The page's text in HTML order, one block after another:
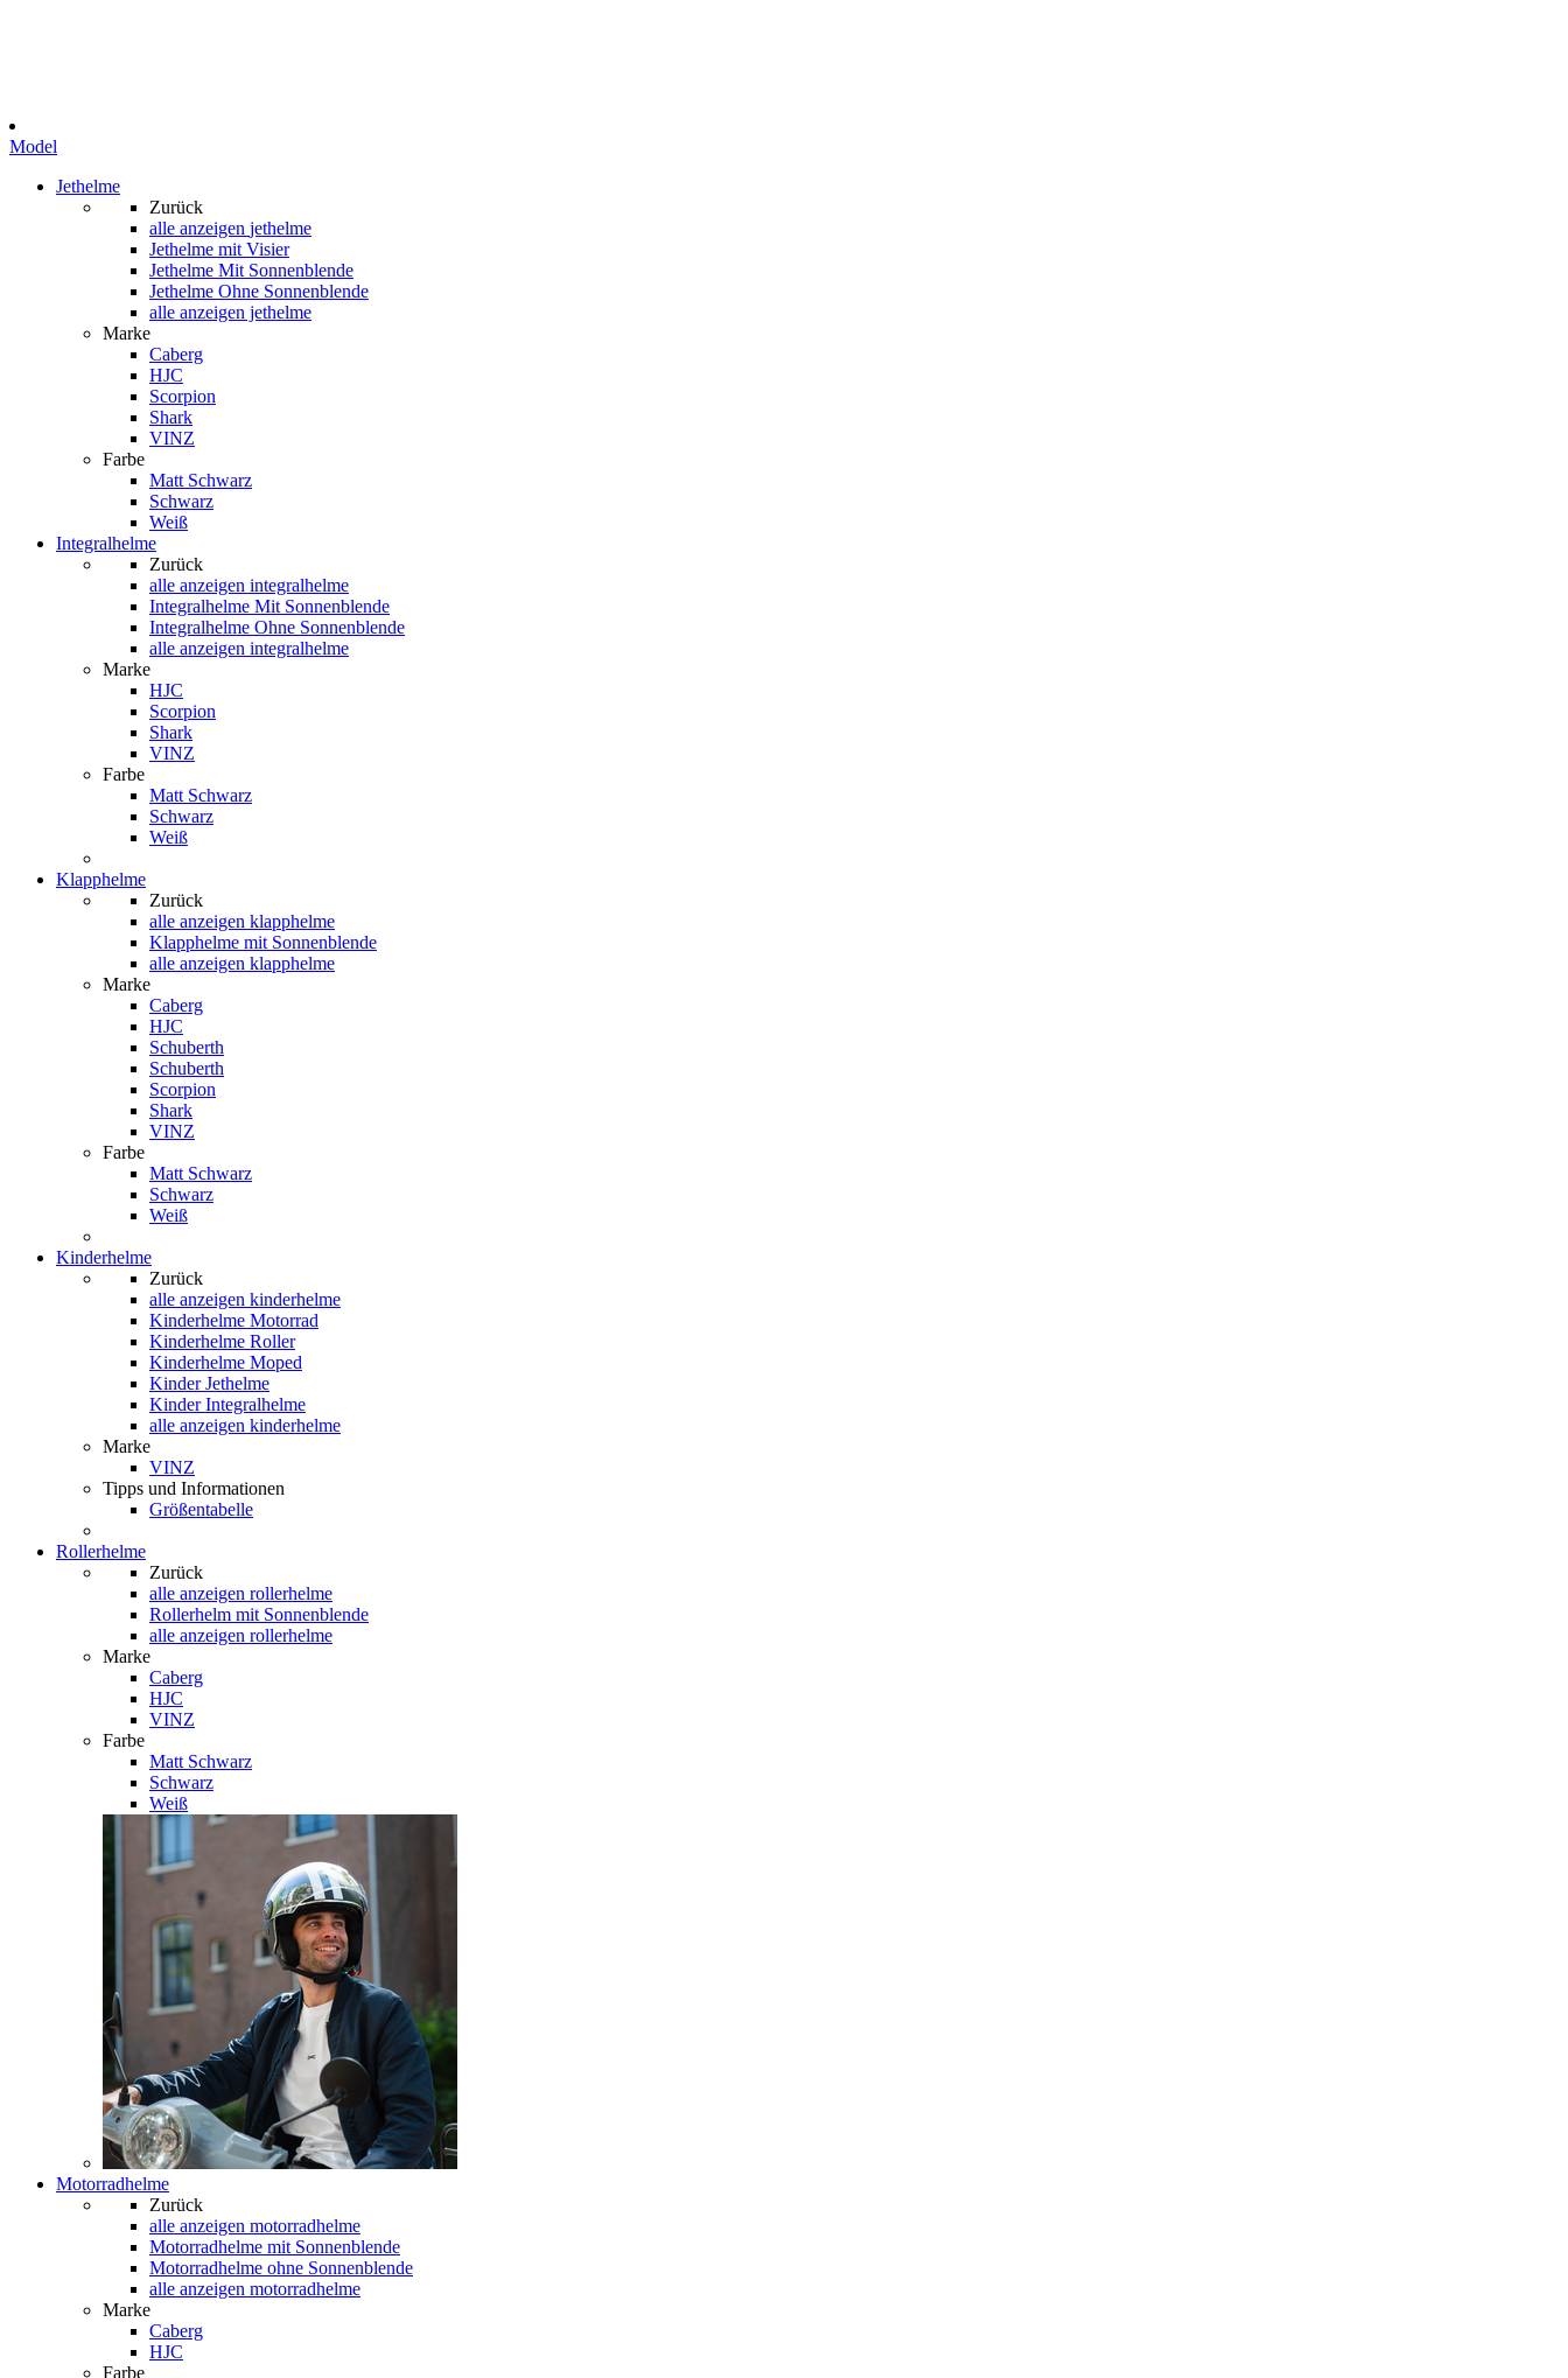
Model
Jethelme
Zurück
alle anzeigen jethelme
Jethelme mit Visier
Jethelme Mit Sonnenblende
Jethelme Ohne Sonnenblende
alle anzeigen jethelme
Marke
Caberg
HJC
Scorpion
Shark
VINZ
Farbe
Matt Schwarz
Schwarz
Weiß
Integralhelme
Zurück
alle anzeigen integralhelme
Integralhelme Mit Sonnenblende
Integralhelme Ohne Sonnenblende
alle anzeigen integralhelme
Marke
HJC
Scorpion
Shark
VINZ
Farbe
Matt Schwarz
Schwarz
Weiß
Klapphelme
Zurück
alle anzeigen klapphelme
Klapphelme mit Sonnenblende
alle anzeigen klapphelme
Marke
Caberg
HJC
Schuberth
Schuberth
Scorpion
Shark
VINZ
Farbe
Matt Schwarz
Schwarz
Weiß
Kinderhelme
Zurück
alle anzeigen kinderhelme
Kinderhelme Motorrad
Kinderhelme Roller
Kinderhelme Moped
Kinder Jethelme
Kinder Integralhelme
alle anzeigen kinderhelme
Marke
VINZ
Tipps und Informationen
Größentabelle
Rollerhelme
Zurück
alle anzeigen rollerhelme
Rollerhelm mit Sonnenblende
alle anzeigen rollerhelme
Marke
Caberg
HJC
VINZ
Farbe
Matt Schwarz
Schwarz
Weiß
Motorradhelme
Zurück
alle anzeigen motorradhelme
Motorradhelme mit Sonnenblende
Motorradhelme ohne Sonnenblende
alle anzeigen motorradhelme
Marke
Caberg
HJC
Farbe